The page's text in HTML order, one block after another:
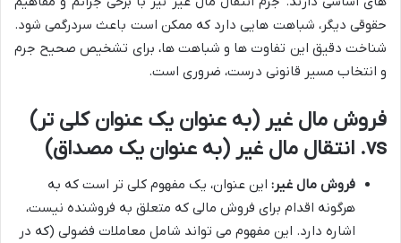
حقوقی دیگر، شباهت هایی دارد که ممکن است باعث سردرگمی شود.
شناخت دقیق این تفاوت ها و شباهت ها، برای تشخیص صحیح جرم
و انتخاب مسیر قانونی درست، ضروری است.
فروش مال غیر (به عنوان یک عنوان کلی تر)
vs. انتقال مال غیر (به عنوان یک مصداق)
فروش مال غیر: این عنوان، یک مفهوم کلی تر است که به
هرگونه اقدام برای فروش مالی که متعلق به فروشنده نیست،
اشاره دارد. این مفهوم می تواند شامل معاملات فضولی (که در